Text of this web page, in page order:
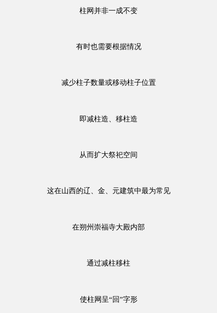
柱网并非一成不变
有时也需要根据情况
减少柱子数量或移动柱子位置
即减柱造、移柱造
从而扩大祭祀空间
这在山西的辽、金、元建筑中最为常见
在朔州崇福寺大殿内部
通过减柱移柱
使柱网呈“回”字形